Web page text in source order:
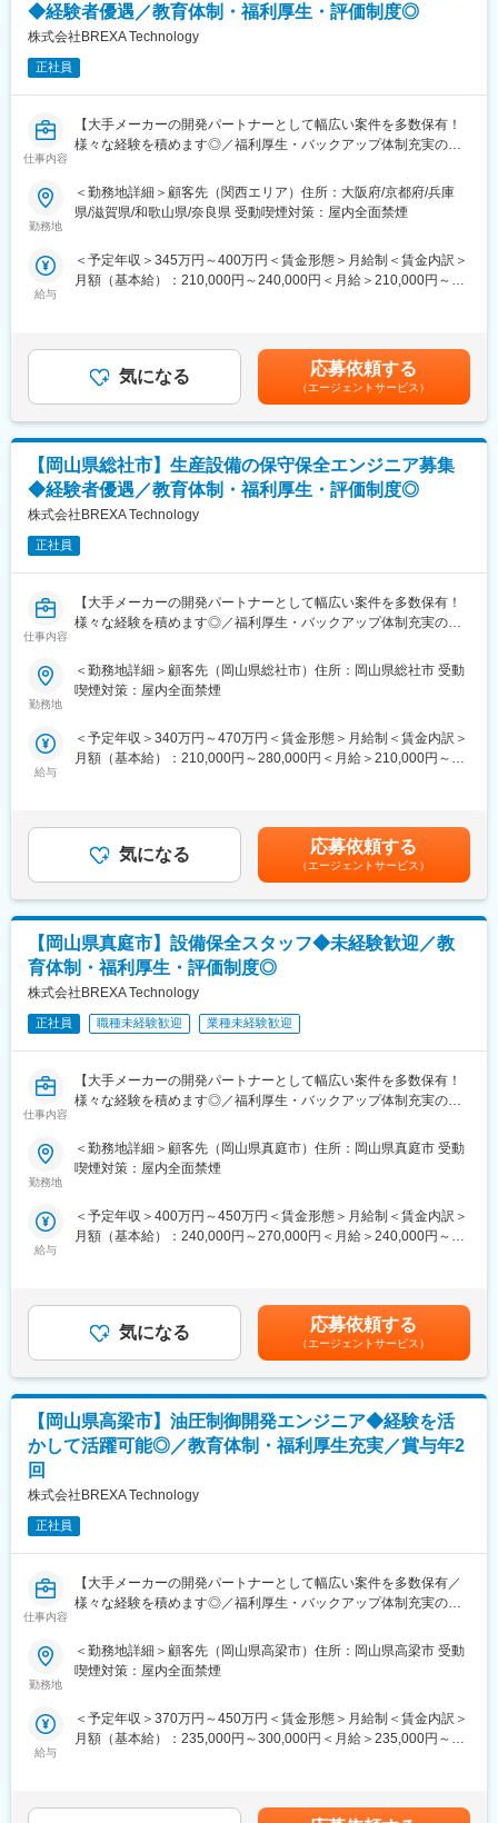
■職場環境・魅力：
・別途、賞与年2回、時間外手当（1分単位）、各種手当（家族、
交通費支給あり、資格取得支援・手当あり、寮・社宅・住宅手当
あり、U・Iターン支援ありなど
■充実した教育制度／入社後のフォロー体制充実：
◇人事育成制度…等級制度の定義と連動したカリキュラム体型の
ことでストレスレベルを把握するとともに必要に応じて関連部署
と連携し環境を改善。
◆経験者優遇／教育体制・福利厚生・評価制度◎
株式会社BREXA Technology
正社員
仕事内容
【大手メーカーの開発パートナーとして幅広い案件を多数保有！
様々な経験を積めます◎／福利厚生・バックアップ体制充実の中
群】
■仕事内容：
■ポジションについて：
ら、プロジェクトの進行をサポートしていただきます。
勤務地は岡山県笠岡市で、自然豊かな環境で働くことができま
す。勤務時間は9:00～18:00で、残業は月平均20時間程度です。
自動車通勤が必要となります。出張はありません。使用するツー
ルはInventerCADで、実務を通じてスキルをさらに向上させるこ
とができます。若手社員が多く、活気ある職場です。
■職場環境・魅力：
・別途、賞与年2回、時間外手当（1分単位）、各種手当（家族、
交通費支給あり、資格取得支援・手当あり、寮・社宅・住宅手当
あり、U・Iターン支援ありなど
■充実した教育制度／入社後のフォロー体制充実：
◇人事育成制度…等級制度の定義と連動したカリキュラム体型の
ことでストレスレベルを把握するとともに必要に応じて関連部署
と連携し環境を改善。
勤務地
＜勤務地詳細＞顧客先（関西エリア）住所：大阪府/京都府/兵庫
県/滋賀県/和歌山県/奈良県 受動喫煙対策：屋内全面禁煙
給与
＜予定年収＞345万円～400万円＜賃金形態＞月給制＜賃金内訳＞
月額（基本給）：210,000円～240,000円＜月給＞210,000円～
給 賃金はあくまでも目安の金額であり、選考を通じて上下する
可能性があります。月給(月額)は固定手当を含めた表記です。
気になる 応募依頼する
（エージェントサービス）
【岡山県総社市】生産設備の保守保全エンジニア募集
◆経験者優遇／教育体制・福利厚生・評価制度◎
株式会社BREXA Technology
正社員
仕事内容
【大手メーカーの開発パートナーとして幅広い案件を多数保有！
様々な経験を積めます◎／福利厚生・バックアップ体制充実の中
群】
■仕事内容：
■主な業務内容：
勤務地は岡山県総社市で、通勤に便利な立地です。残業は月20時
間以内で、プライベートも充実させることができます。一般工具
を使用し、電気の知識がある方はさらに活躍の幅が広がります。
自動車がなくても通勤可能です。出張はありませんので、安定し
た勤務が可能です。
■職場環境・魅力：
・別途、賞与年2回、時間外手当（1分単位）、各種手当（家族、
赴任等）が支給
・スキル・経験年数・年齢等も考慮し、話し合いの上で決定
あり、U・Iターン支援ありなど
◇人事育成制度…等級制度の定義と連動したカリキュラム体型の
導入。
と連携し環境を改善。
◇人事考課制度…目標達成を適性に処遇へ反映されることを有能
勤務地
＜勤務地詳細＞顧客先（岡山県総社市）住所：岡山県総社市 受動
喫煙対策：屋内全面禁煙
給与
＜予定年収＞340万円～470万円＜賃金形態＞月給制＜賃金内訳＞
月額（基本給）：210,000円～280,000円＜月給＞210,000円～
給 賃金はあくまでも目安の金額であり、選考を通じて上下する
可能性があります。月給(月額)は固定手当を含めた表記です。
気になる 応募依頼する
（エージェントサービス）
【岡山県真庭市】設備保全スタッフ◆未経験歓迎／教
育体制・福利厚生・評価制度◎
株式会社BREXA Technology
正社員 職種未経験歓迎 業種未経験歓迎
仕事内容
【大手メーカーの開発パートナーとして幅広い案件を多数保有！
様々な経験を積めます◎／福利厚生・バックアップ体制充実の中
群】
■仕事内容：
■業務内容：
Word、Excel、PowerPointです。
勤務地は岡山県真庭市で、通勤には自動車が必要です。2交代制勤
務で、昼勤と夜勤があります。残業は月15時間から30時間程度で
す。基本的に出張はありませんが、可能性はあります。交代勤務
が可能な方を募集しています。未経験から設備保全のスキルを身
につけるチャンスです。
■職場環境・魅力：
赴任等）が支給
・スキル・経験年数・年齢等も考慮し、話し合いの上で決定
・充実の福利厚生
あり、U・Iターン支援ありなど
導入。
◇キャリアサポート制度…定期的にカジュアル形式な面談を行う
と連携し環境を改善。
◇人事考課制度…目標達成を適性に処遇へ反映されることを有能
勤務地
＜勤務地詳細＞顧客先（岡山県真庭市）住所：岡山県真庭市 受動
喫煙対策：屋内全面禁煙
給与
＜予定年収＞400万円～450万円＜賃金形態＞月給制＜賃金内訳＞
月額（基本給）：240,000円～270,000円＜月給＞240,000円～
給 賃金はあくまでも目安の金額であり、選考を通じて上下する
可能性があります。月給(月額)は固定手当を含めた表記です。
気になる 応募依頼する
（エージェントサービス）
【岡山県高梁市】油圧制御開発エンジニア◆経験を活
かして活躍可能◎／教育体制・福利厚生充実／賞与年2
回
株式会社BREXA Technology
正社員
仕事内容
【大手メーカーの開発パートナーとして幅広い案件を多数保有／
様々な経験を積めます◎／福利厚生・バックアップ体制充実の中
群】
■業務内容：
して設計を行い、プロジェクトの進行をサポートします。設計経
験を活かして、チームの一員として活躍していただきます。
勤務地
＜勤務地詳細＞顧客先（岡山県高梁市）住所：岡山県高梁市 受動
喫煙対策：屋内全面禁煙
給与
＜予定年収＞370万円～450万円＜賃金形態＞月給制＜賃金内訳＞
月額（基本給）：235,000円～300,000円＜月給＞235,000円～
あり、選考を通じて上下する可能性があります。月給(月額)は固定